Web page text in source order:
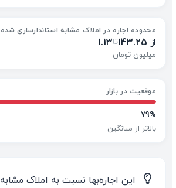
محدوده اجاره در املاک مشابه استاندارسازی شده
از 143.25 تا1.13
میلیون تومان
موقعیت در بازار
79%
بالاتر از میانگین
💡
این اجاره‌بها نسبت به املاک